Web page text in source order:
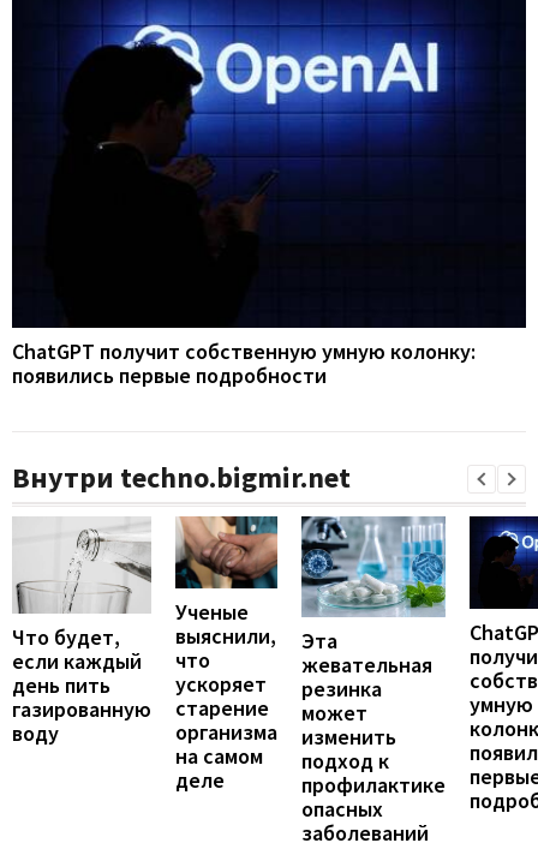
ChatGPT получит собственную умную колонку:
появились первые подробности
Внутри techno.bigmir.net
Что будет,
если каждый
день пить
газированную
воду
Ученые
выяснили,
что
ускоряет
старение
организма
на самом
деле
Эта
жевательная
резинка
может
изменить
подход к
профилактике
опасных
заболеваний
умную